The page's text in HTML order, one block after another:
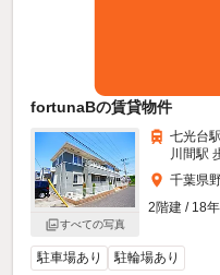
fortunaBの賃貸物件
すべての写真
七光台
川間駅
千葉県
2階建 / 18
駐車場あり 駐輪場あり